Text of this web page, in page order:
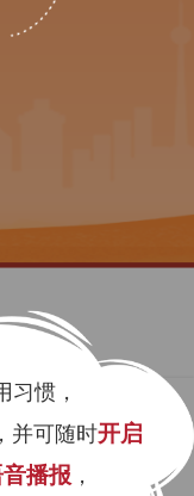
惯，
并可随时开启
播报 ，